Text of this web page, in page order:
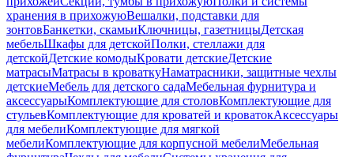
хранения в прихожуюВешалки, подставки для
зонтовБанкетки, скамьиКлючницы, газетницыДетская
мебельШкафы для детскойПолки, стеллажи для
детскойДетские комодыКровати детскиеДетские
матрасыМатрасы в кроваткуНаматрасники, защитные чехлы
детскиеМебель для детского садаМебельная фурнитура и
аксессуарыКомплектующие для столовКомплектующие для
стульевКомплектующие для кроватей и кроватокАксессуары
для мебелиКомплектующие для мягкой
мебелиКомплектующие для корпусной мебелиМебельная